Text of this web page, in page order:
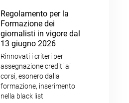
Regolamento per la
Formazione dei
giornalisti in vigore dal
13 giugno 2026
Rinnovati i criteri per
assegnazione crediti ai
corsi, esonero dalla
formazione, inserimento
nella black list